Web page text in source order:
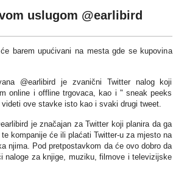
uslugom @earlibird
barem upućivani na mesta gde se kupovina
@earlibird je zvanični Twitter nalog koji
online i offline trgovaca, kao i " sneak peeks
ove stavke isto kao i svaki drugi tweet.
je značajan za Twitter koji planira da ga
kompanije će ili plaćati Twitter-u za mjesto na
njima. Pod pretpostavkom da će ovo dobro da
naloge za knjige, muziku, filmove i televizijske